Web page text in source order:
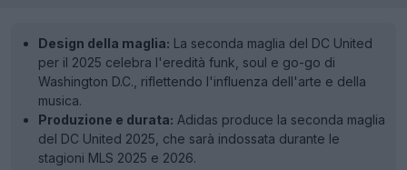
Design della maglia: La seconda maglia del DC United
per il 2025 celebra l'eredità funk, soul e go-go di
Washington D.C., riflettendo l'influenza dell'arte e della
musica.
Produzione e durata: Adidas produce la seconda maglia
del DC United 2025, che sarà indossata durante le
stagioni MLS 2025 e 2026.